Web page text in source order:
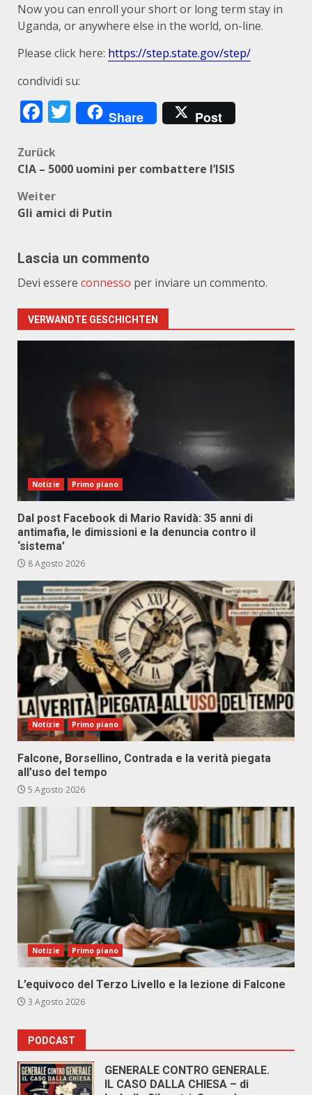
Now you can enroll your short or long term stay in
Uganda, or anywhere else in the world, on-line.
Please click here: https://step.state.gov/step/
condividi su:
Facebook
Twitter
Share Post
Beitragsnavigation
Zurück
CIA – 5000 uomini per combattere l’ISIS
Weiter
Gli amici di Putin
Lascia un commento
Devi essere connesso per inviare un commento.
VERWANDTE GESCHICHTEN
Notizie Primo piano
Dal post Facebook di Mario Ravidà: 35 anni di
antimafia, le dimissioni e la denuncia contro il
‘sistema’
8 Agosto 2026
Notizie Primo piano
Falcone, Borsellino, Contrada e la verità piegata
all’uso del tempo
5 Agosto 2026
Notizie Primo piano
L’equivoco del Terzo Livello e la lezione di Falcone
3 Agosto 2026
PODCAST
GENERALE CONTRO GENERALE.
IL CASO DALLA CHIESA – di